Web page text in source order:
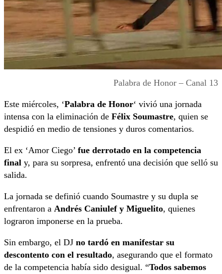
Palabra de Honor – Canal 13
Este miércoles, ‘Palabra de Honor‘ vivió una jornada
intensa con la eliminación de Félix Soumastre, quien se
despidió en medio de tensiones y duros comentarios.
El ex ‘Amor Ciego’ fue derrotado en la competencia
final y, para su sorpresa, enfrentó una decisión que selló su
salida.
La jornada se definió cuando Soumastre y su dupla se
enfrentaron a Andrés Caniulef y Miguelito, quienes
lograron imponerse en la prueba.
Sin embargo, el DJ no tardó en manifestar su
descontento con el resultado, asegurando que el formato
de la competencia había sido desigual. “Todos sabemos